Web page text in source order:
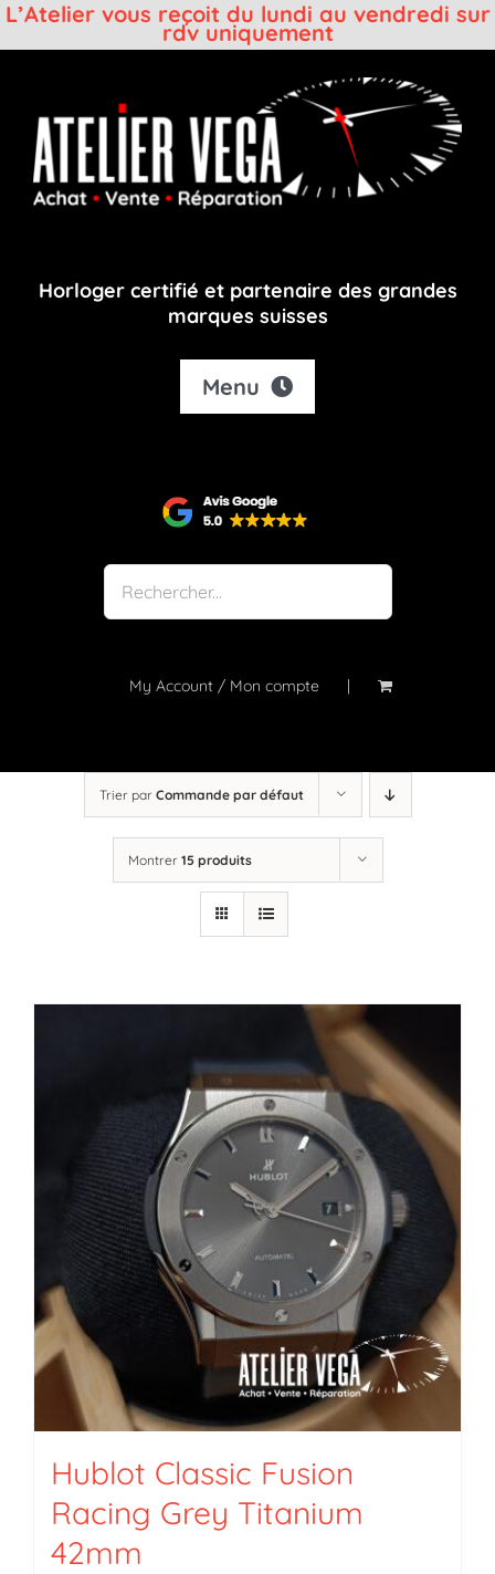
L’Atelier vous reçoit du lundi au vendredi sur
rdv uniquement
contenu
Horloger certifié et partenaire des grandes
marques suisses
Menu
Shop
Notre atelier
À propos
Blog
My Account / Mon compte
Trier par Commande par défaut
Montrer 15 produits
Hublot Classic Fusion
Racing Grey Titanium
42mm